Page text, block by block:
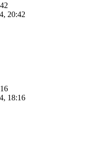
20:42
18:16